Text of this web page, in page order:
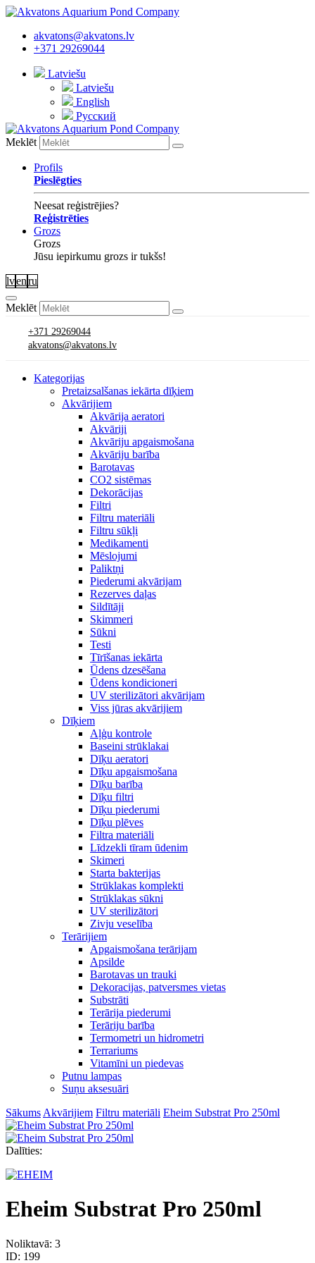
akvatons@akvatons.lv
+371 29269044
Latviešu
Latviešu
English
Русский
Meklēt
Profils
Pieslēgties
Neesat reģistrējies?
Reģistrēties
Grozs
Grozs
Jūsu iepirkumu grozs ir tukšs!
lvenru
Meklēt
+371 29269044
akvatons@akvatons.lv
Kategorijas
Pretaizsalšanas iekārta dīķiem
Akvārijiem
Akvārija aeratori
Akvāriji
Akvāriju apgaismošana
Akvāriju barība
Barotavas
CO2 sistēmas
Dekorācijas
Filtri
Filtru materiāli
Filtru sūkļi
Medikamenti
Mēslojumi
Paliktņi
Piederumi akvārijam
Rezerves daļas
Sildītāji
Skimmeri
Sūkni
Testi
Tīrīšanas iekārta
Ūdens dzesēšana
Ūdens kondicioneri
UV sterilizātori akvārijam
Viss jūras akvārijiem
Dīķiem
Aļģu kontrole
Baseini strūklakai
Dīķu aeratori
Dīķu apgaismošana
Dīķu barība
Dīķu filtri
Dīķu piederumi
Dīķu plēves
Filtra materiāli
Līdzekli tīram ūdenim
Skimeri
Starta bakterijas
Strūklakas komplekti
Strūklakas sūkni
UV sterilizātori
Zivju veselība
Terārijiem
Apgaismošana terārijam
Apsilde
Barotavas un trauki
Dekoracijas, patversmes vietas
Substrāti
Terārija piederumi
Terāriju barība
Termometri un hidrometri
Terrariums
Vitamīni un piedevas
Putnu lampas
Suņu aksesuāri
Sākums Akvārijiem Filtru materiāli Eheim Substrat Pro 250ml
Dalīties:
Eheim Substrat Pro 250ml
Noliktavā: 3
ID: 199